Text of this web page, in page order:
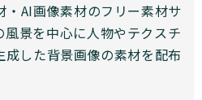
・AI画像素材のフリー素材サ
景を中心に人物やテクスチ
した背景画像の素材を配布